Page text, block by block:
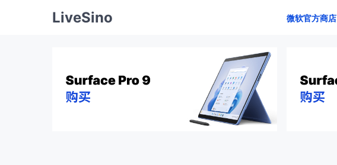
LiveSino 微软官方商店